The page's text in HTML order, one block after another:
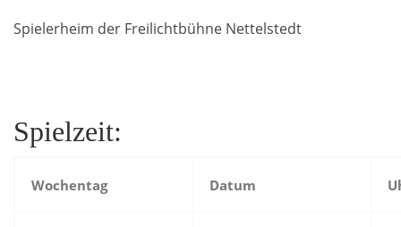
Spielerheim der Freilichtbühne Nettelstedt
Spielzeit:
Wochentag Datum